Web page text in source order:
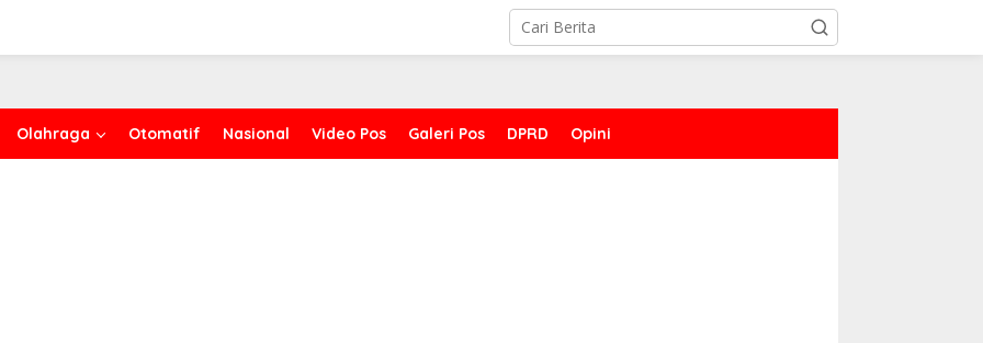
Olahraga Otomatif Nasional Video Pos Galeri Pos DPRD Opini